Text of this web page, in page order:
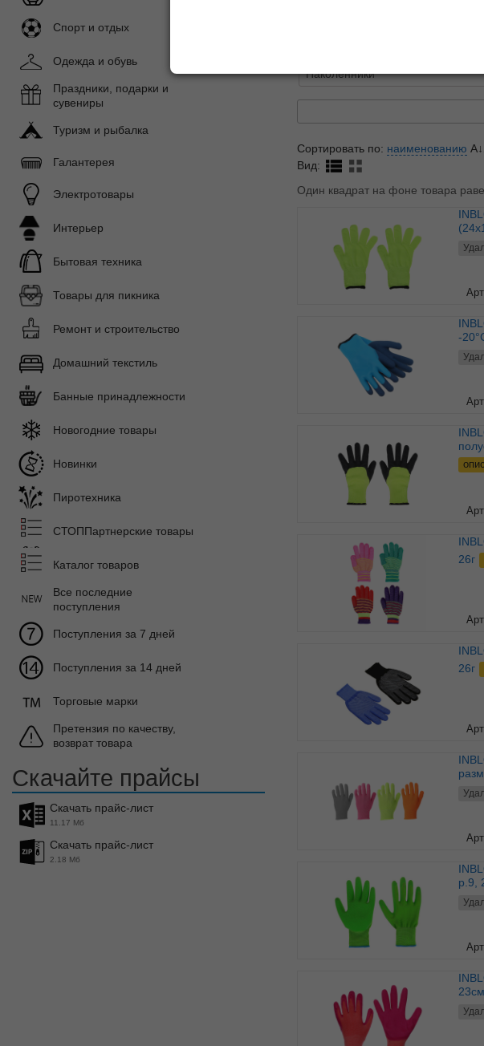
Наколенники
Сортировать по: наименованию
Вид:
Один квадрат на фоне товара
INBLOOM Перчатки акриловые -20°C, размер 9
INBLOOM Перчатки акриловые полный облив, латекс
-
INBLOOM Перчатки акриловые с латексным
INBLOOM Перчатки нейлон с ПВХ точкой, р.8, 22см,
26г
INBLOOM Перчатки нейлоновые ПВХ точка, р10, 25см,
26г
INBLOOM Перчатки нейлоновые с ПВХ покрытием, 8
INBLOOM Перчатки с латексным полуобливом, нейлон,
р.9,
INBLOOM Перчатки с латексным полуобливом, ПЭ, р.8,
Спорт и отдых
Одежда и обувь
Праздники, подарки и
сувениры
Туризм и рыбалка
Галантерея
Электротовары
Интерьер
Бытовая техника
Товары для пикника
Ремонт и строительство
Домашний текстиль
Банные принадлежности
Новогодние товары
Новинки
Пиротехника
СТОППартнерские товары
Каталог товаров
Все последние
поступления
Поступления за 7 дней
Поступления за 14 дней
Торговые марки
Претензия по качеству,
возврат товара
Скачайте прайсы
Скачать прайс-лист
11.17 Мб
Скачать прайс-лист
2.18 Мб